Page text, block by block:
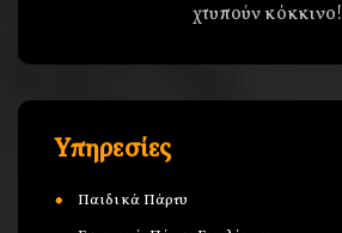
χτυπούν κόκκινο!
Υπηρεσίες
Παιδικά Πάρτυ